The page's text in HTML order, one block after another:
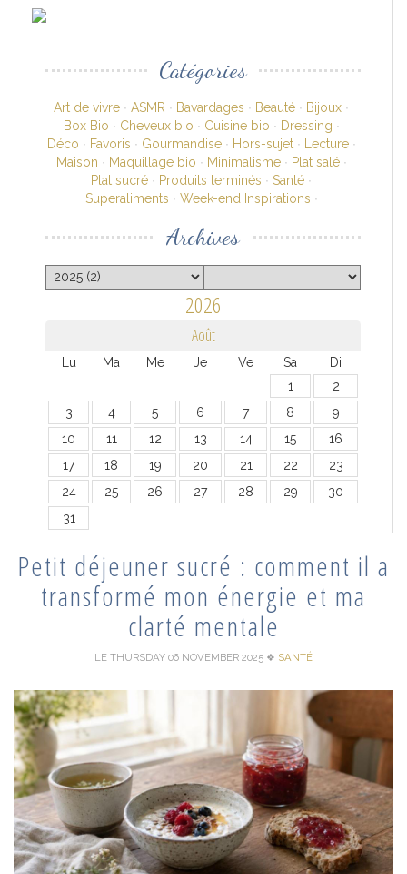
Catégories
Art de vivre ASMR Bavardages Beauté
Bijoux
Box Bio
Cheveux bio Cuisine bio
Dressing
Déco
Favoris Gourmandise Hors-sujet
Lecture
Maison
Maquillage bio Minimalisme
Plat salé
Plat sucré
Produits terminés
Santé
Superaliments
Week-end Inspirations
Archives
2026
Août
Lu Ma Me Je Ve Sa
Di
1
2
3
4 5 6 7 8
9
10
11 12 13 14 15
16
17
18 19 20 21 22
23
24
25 26 27 28 29
30
31
Petit déjeuner sucré : comment il a
transformé mon énergie et ma
clarté mentale
LE THURSDAY 06 NOVEMBER 2025 ❖ SANTÉ